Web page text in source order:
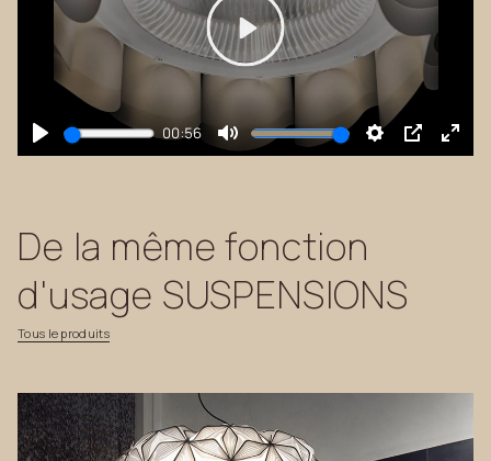
Play
00:56
Mute Settings
PIP
Enter
Play
Tous le produits
De la même fonction
d'usage SUSPENSIONS